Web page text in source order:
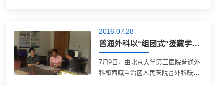
院副院长李树强和医学部副主任（兼
北大人民医院院长）姜保国、北大医
院党委书...
2016.07.28
普通外科以“组团式”援藏学术活动践行“两学一做”
7月9日，由北京大学第三医院普通外
科和西藏自治区人民医院普外科联合